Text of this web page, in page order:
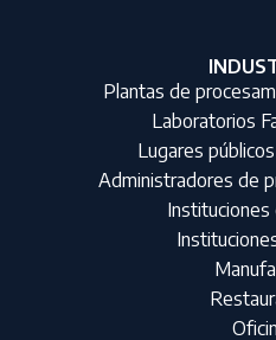
Plantas de
Laboratorios
Lugares
Administradores de
Instituciones